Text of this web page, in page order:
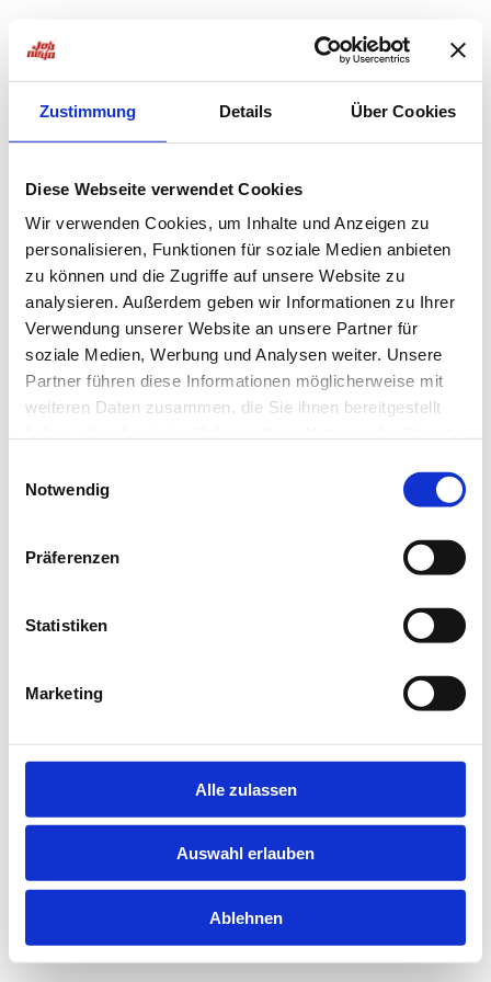
Zustimmung Details Über Cookies
Diese Webseite verwendet Cookies
Wir verwenden Cookies, um Inhalte und Anzeigen zu
personalisieren, Funktionen für soziale Medien anbieten
zu können und die Zugriffe auf unsere Website zu
analysieren. Außerdem geben wir Informationen zu Ihrer
Verwendung unserer Website an unsere Partner für
soziale Medien, Werbung und Analysen weiter. Unsere
Partner führen diese Informationen möglicherweise mit
weiteren Daten zusammen, die Sie ihnen bereitgestellt
Notwendig
Präferenzen
Statistiken
Marketing
Alle zulassen
Auswahl erlauben
Ablehnen
loadingjobninja.com
for more